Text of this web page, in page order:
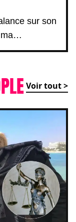
sur son
ma…
Voir tout >